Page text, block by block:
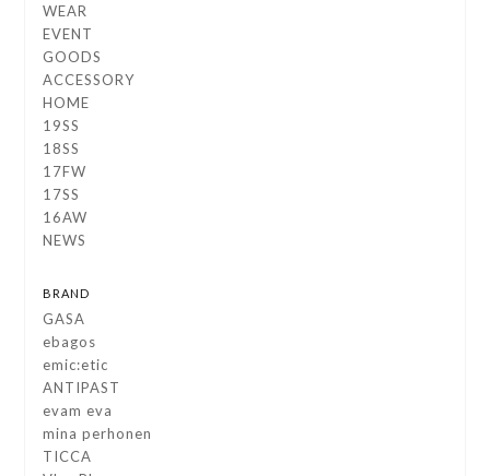
WEAR
EVENT
GOODS
ACCESSORY
HOME
19SS
18SS
17FW
17SS
16AW
NEWS
BRAND
GASA
ebagos
emic:etic
ANTIPAST
evam eva
mina perhonen
TICCA